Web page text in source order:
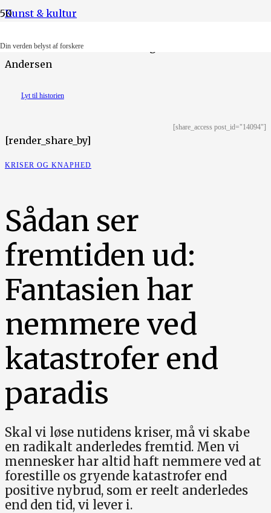
Din verden belyst af forskere
Kunst & kultur
Illustration: Lotus Pedersen og Gita Emilie Sitanala
Andersen
Lyt til historien
[share_access post_id="14094"]
[render_share_by]
KRISER OG KNAPHED
Sådan ser
fremtiden ud:
Fantasien har
nemmere ved
katastrofer end
paradis
Skal vi løse nutidens kriser, må vi skabe
en radikalt anderledes fremtid. Men vi
mennesker har altid haft nemmere ved at
forestille os gryende katastrofer end
positive nybrud, som er reelt anderledes
end den tid, vi lever i.